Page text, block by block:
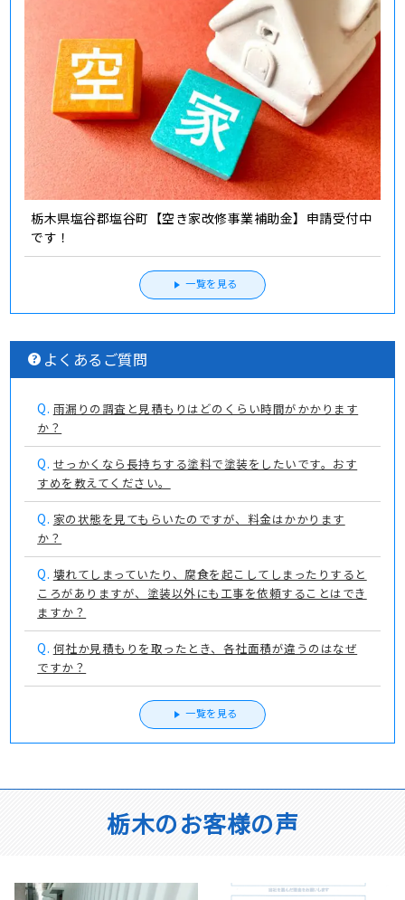
栃木県塩谷郡塩谷町【空き家改修事業補助金】申請受付中
です！
一覧を見る
よくあるご質問
Q. 雨漏りの調査と見積もりはどのくらい時間がかかります
か？
Q. せっかくなら長持ちする塗料で塗装をしたいです。おす
すめを教えてください。
Q. 家の状態を見てもらいたのですが、料金はかかります
か？
Q. 壊れてしまっていたり、腐食を起こしてしまったりすると
ころがありますが、塗装以外にも工事を依頼することはでき
ますか？
Q. 何社か見積もりを取ったとき、各社面積が違うのはなぜ
ですか？
一覧を見る
栃木のお客様の声